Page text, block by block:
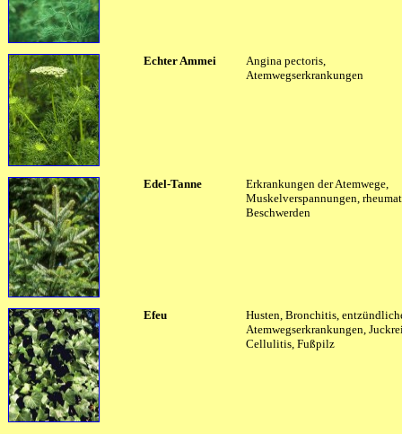
Echter Ammei
Angina pectoris,
Atemwegserkrankungen
Edel-Tanne
Erkrankungen der Atemwege,
Muskelverspannungen,
Beschwerden
Efeu
Husten, Bronchitis,
Atemwegserkrankungen,
Cellulitis, Fußpilz